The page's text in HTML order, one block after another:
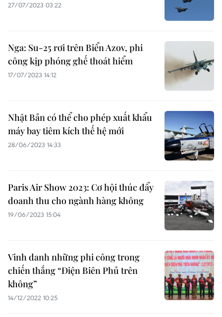
27/07/2023 03:22
Nga: Su-25 rơi trên Biển Azov, phi
công kịp phóng ghế thoát hiểm
17/07/2023 14:12
Nhật Bản có thể cho phép xuất khẩu
máy bay tiêm kích thế hệ mới
28/06/2023 14:33
Paris Air Show 2023: Cơ hội thúc đẩy
doanh thu cho ngành hàng không
19/06/2023 15:04
Vinh danh những phi công trong
chiến thắng “Điện Biên Phủ trên
không”
14/12/2022 10:25